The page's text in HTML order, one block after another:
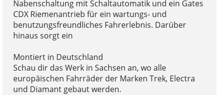
Nabenschaltung mit Schaltautomatik und ein Gates
CDX Riemenantrieb für ein wartungs- und
benutzungsfreundliches Fahrerlebnis. Darüber
hinaus sorgt ein
Montiert in Deutschland
Schau dir das Werk in Sachsen an, wo alle
europäischen Fahrräder der Marken Trek, Electra
und Diamant gebaut werden.